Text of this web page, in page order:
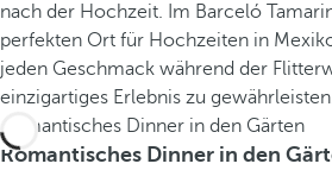
nach der Hochzeit. Im Barceló
perfekten Ort für Hochzeiten in
jeden Geschmack während der
einzigartiges Erlebnis zu
Romantisches Dinner in den Gärten
Romantisches Dinner in den